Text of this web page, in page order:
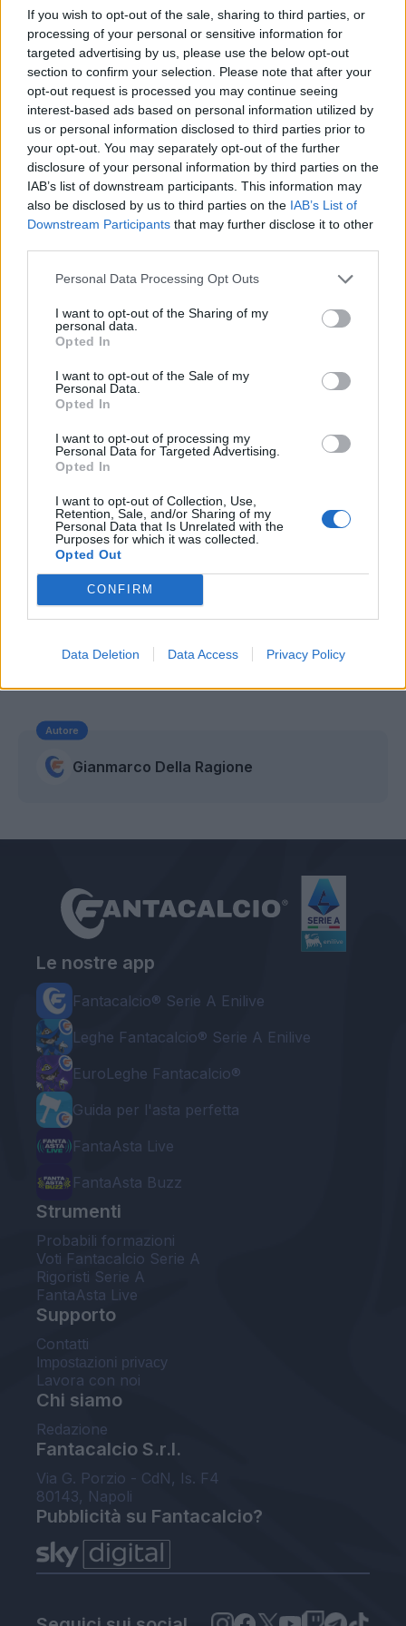
If you wish to opt-out of the sale, sharing to third parties, or
processing of your personal or sensitive information for
targeted advertising by us, please use the below opt-out
section to confirm your selection. Please note that after your
opt-out request is processed you may continue seeing
interest-based ads based on personal information utilized by
us or personal information disclosed to third parties prior to
your opt-out. You may separately opt-out of the further
disclosure of your personal information by third parties on the
IAB’s list of downstream participants. This information may
also be disclosed by us to third parties on the IAB’s List of
Downstream Participants that may further disclose it to other
Personal Data Processing Opt Outs
I want to opt-out of the Sharing of my
personal data.
Opted In
I want to opt-out of the Sale of my
Personal Data.
Opted In
I want to opt-out of processing my
Personal Data for Targeted Advertising.
Opted In
I want to opt-out of Collection, Use,
Retention, Sale, and/or Sharing of my
Personal Data that Is Unrelated with the
Purposes for which it was collected.
Opted Out
CONFIRM
Data Deletion Data Access Privacy Policy
cartellino chiedono almeno5 milioni di euro.
Una cifra che, però, viene giudicata troppo
elevata. Si continuerà a trattare nei prossimi
giorni, previsti contatti e incontri con l'obiettivo di
chiudere prima dell'inizio del ritiro estivo.
Ultima stagione a dir poco interlocutoria per
Muldur anche al Fantacalcio. Titolare alla prima
giornata in casa della Juventus, sostituzione
saltate per problemi fisici, altre 17 in
panchinae il ritorno solo nel finale di Sassuolo-
Fiorentina, all'ultimo turno. Un rientro che sa di
altrove.
Autore
Gianmarco Della Ragione
Le nostre app
Fantacalcio® Serie A Enilive
Leghe Fantacalcio® Serie A Enilive
EuroLeghe Fantacalcio®
Guida per l'asta perfetta
FantaAsta Live
FantaAsta Buzz
Strumenti
Probabili formazioni
Voti Fantacalcio Serie A
Rigoristi Serie A
FantaAsta Live
Supporto
Contatti
Impostazioni privacy
Lavora con noi
Chi siamo
Redazione
Fantacalcio S.r.l.
Via G. Porzio - CdN, Is. F4
80143, Napoli
Pubblicità su Fantacalcio?